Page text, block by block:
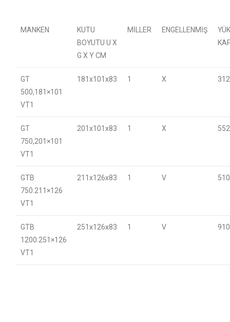
MANKEN
KUTU
BOYUTU U X
G X Y CM
MILLER ENGELLENMIŞ
GT
500,181×101
VT1
181x101x83 1 X
GT
750,201×101
VT1
201x101x83 1 X
GTB
750.211×126
VT1
211x126x83 1 V
GTB
1200.251×126
VT1
251x126x83 1 V